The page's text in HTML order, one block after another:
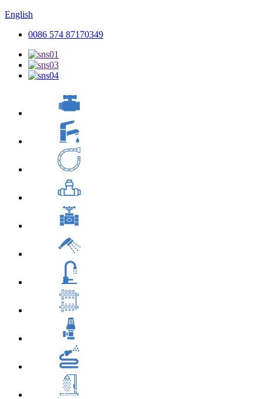
English
0086 574 87170349